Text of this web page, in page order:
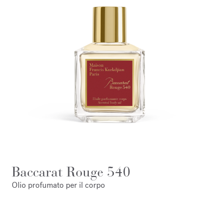
Baccarat Rouge 540
Olio profumato per il corpo